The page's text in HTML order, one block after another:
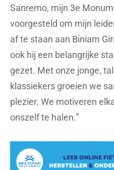
Sanremo, mijn 3e
voorgesteld om mijn
af te staan aan Biniam
ook hij een belangrijke
gezet. Met onze jonge,
klassiekers groeien we
plezier. We motiveren
onszelf te halen.”